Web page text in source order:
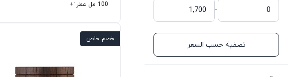
-
تصفية حسب السعر
100 مل عطر +1
خصم خاص